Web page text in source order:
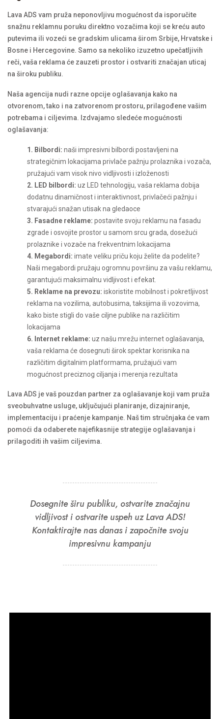
Lava ADS vam pruža neponovljivu mogućnost da isporučite
snažnu reklamnu poruku direktno vozačima koji se kreću auto
putevima ili vozeći se gradskim ulicama širom Srbije, Hrvatske i
Bosne i Hercegovine. Samo sa nekoliko izuzetno upečatljivih
reči, vaša reklama će zauzeti prostor i ostvariti značajan uticaj
na široku publiku.
Naša agencija nudi razne opcije oglašavanja kako na
otvorenom, tako i na zatvorenom prostoru, prilagođene vašim
potrebama i ciljevima. Izdvajamo sledeće mogućnosti
oglašavanja:
1. Bilbordi: naši impresivni bilbordi postavljeni na
strategičnim lokacijama privlače pažnju prolaznika i vozača,
pružajući vam visok nivo vidljivosti i izloženosti
2. LED bilbordi: uz LED tehnologiju, vaša reklama dobija
dodatnu dinamičnost i interaktivnost, privlačeći pažnju i
stvarajući snažan utisak na gledaoce
3. Fasadne reklame: postavite svoju reklamu na fasadu
zgrade i osvojite prostor u samom srcu grada, dosežući
prolaznike i vozače na frekventnim lokacijama
4. Megabordi: imate veliku priču koju želite da podelite?
Naši megabordi pružaju ogromnu površinu za vašu reklamu,
garantujući maksimalnu vidljivost i efekat.
5. Reklame na prevozu: iskoristite mobilnost i pokretljivost
reklama na vozilima, autobusima, taksijima ili vozovima,
kako biste stigli do vaše ciljne publike na različitim
lokacijama
6. Internet reklame: uz našu mrežu internet oglašavanja,
vaša reklama će dosegnuti širok spektar korisnika na
različitim digitalnim platformama, pružajući vam
mogućnost preciznog ciljanja i merenja rezultata
Lava ADS je vaš pouzdan partner za oglašavanje koji vam pruža
sveobuhvatne usluge, uključujući planiranje, dizajniranje,
implementaciju i praćenje kampanje. Naš tim stručnjaka će vam
pomoći da odaberete najefikasnije strategije oglašavanja i
prilagoditi ih vašim ciljevima.
Dosegnite širu publiku, ostvarite značajnu
vidljivost i ostvarite uspeh uz Lava ADS!
Kontaktirajte nas danas i započnite svoju
impresivnu kampanju